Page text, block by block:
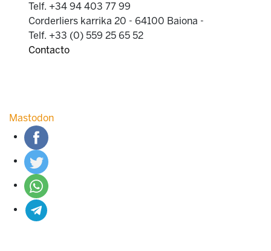
Telf. +34 94 403 77 99
Corderliers karrika 20 - 64100 Baiona -
Telf. +33 (0) 559 25 65 52
Contacto
Mastodon